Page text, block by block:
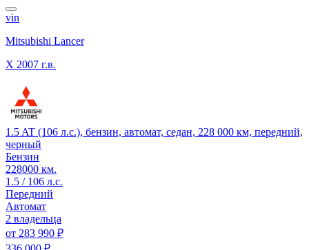
vin
Mitsubishi Lancer
X 2007 г.в.
1.5 AT (106 л.с.), бензин, автомат, седан, 228 000 км, передний,
черный
Бензин
228000 км.
1.5 / 106 л.с.
Передний
Автомат
2 владельца
от 283 990 ₽